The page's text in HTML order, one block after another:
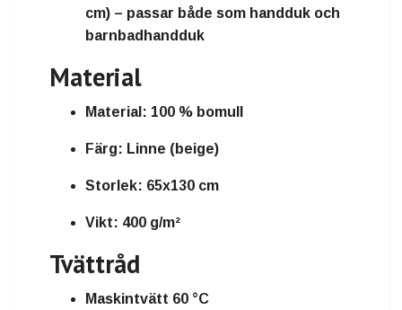
cm) – passar både som handduk och
barnbadhandduk
Material
Material: 100 % bomull
Färg: Linne (beige)
Storlek: 65x130 cm
Vikt: 400 g/m²
Tvättråd
Maskintvätt 60 °C